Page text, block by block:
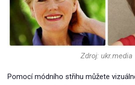
Zdroj: ukr.media
Pomocí módního střihu můžete